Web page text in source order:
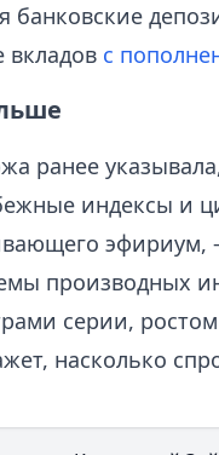
банковские
вкладов с
ранее
индексы и
эфириум,
производных
серии,
насколько